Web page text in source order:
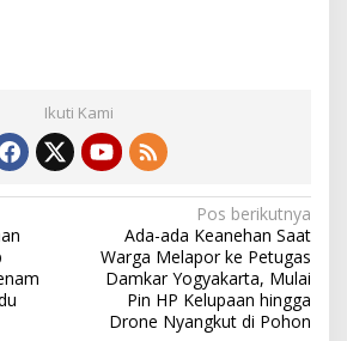
Ikuti Kami
Pos berikutnya
Ada-ada Keanehan Saat
Warga Melapor ke Petugas
Damkar Yogyakarta, Mulai
Pin HP Kelupaan hingga
Drone Nyangkut di Pohon